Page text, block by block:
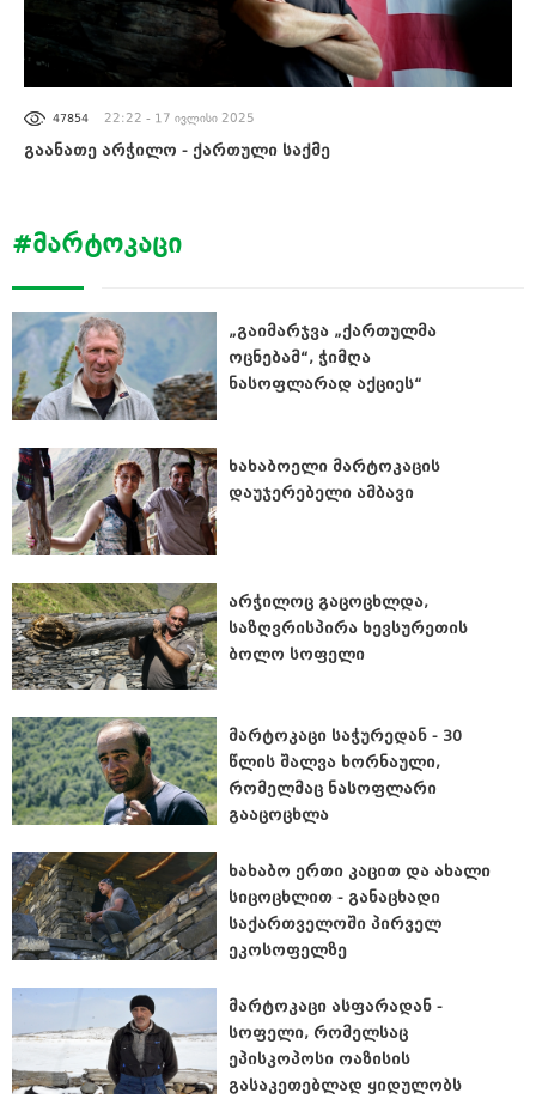
47854 22:22 - 17 ივლისი 2025
გაანათე არჭილო - ქართული საქმე
#ᲛᲐᲠᲢᲝᲙᲐᲪᲘ
„გაიმარჯვა „ქართულმა
ოცნებამ“, ჭიმღა
ნასოფლარად აქციეს“
ხახაბოელი მარტოკაცის
დაუჯერებელი ამბავი
არჭილოც გაცოცხლდა,
საზღვრისპირა ხევსურეთის
ბოლო სოფელი
მარტოკაცი საჭურედან - 30
წლის შალვა ხორნაული,
რომელმაც ნასოფლარი
გააცოცხლა
ხახაბო ერთი კაცით და ახალი
სიცოცხლით - განაცხადი
საქართველოში პირველ
ეკოსოფელზე
მარტოკაცი ასფარადან -
სოფელი, რომელსაც
ეპისკოპოსი ოაზისის
გასაკეთებლად ყიდულობს